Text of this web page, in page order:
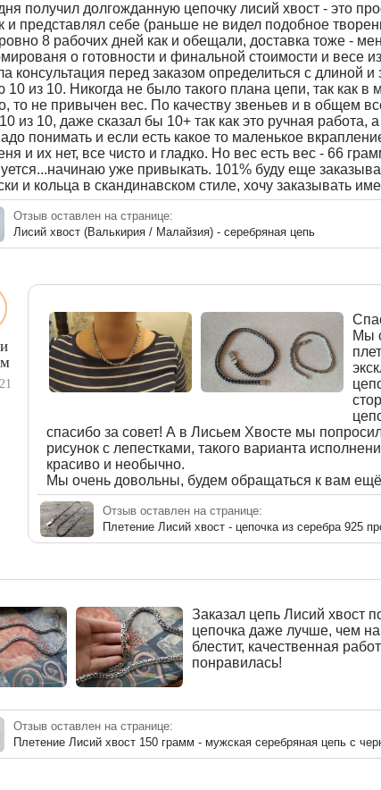
получил долгожданную цепочку лисий хвост - это
и представлял себе (раньше не видел подобное
8 рабочих дней как и обещали, доставка тоже -
о готовности и финальной стоимости и весе
консультация перед заказом определиться с длиной
10 из 10. Никогда не было такого плана цепи, так как в
то не привычен вес. По качеству звеньев и в общем
из 10, даже сказал бы 10+ так как это ручная работа,
понимать и если есть какое то маленькое
и их нет, все чисто и гладко. Но вес есть вес - 66
уже привыкать. 101% буду еще
и кольца в скандинавском стиле, хочу заказывать
Отзыв оставлен на странице:
Лисий хвост (Валькирия / Малайзия) - серебряная цепь
Мы
спасибо за совет! А в Лисьем Хвосте мы
рисунок с лепестками, такого варианта
красиво и необычно.
Мы очень довольны, будем обращаться к вам
Отзыв оставлен на странице:
Плетение Лисий хвост - цепочка из серебра 925
Заказал цепь Лисий хвост
цепочка даже лучше, чем
блестит, качественная
понравилась!
Отзыв оставлен на странице:
Плетение Лисий хвост 150 грамм - мужская серебряная цепь с